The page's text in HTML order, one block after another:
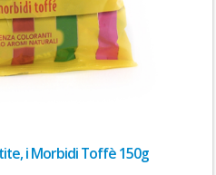
i Morbidi Toffè 150g